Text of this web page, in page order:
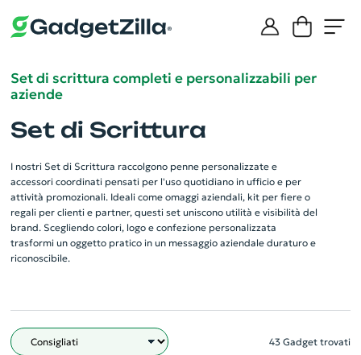
Set di scrittura completi e personalizzabili per
aziende
Set di Scrittura
I nostri Set di Scrittura raccolgono penne personalizzate e
accessori coordinati pensati per l'uso quotidiano in ufficio e per
attività promozionali. Ideali come omaggi aziendali, kit per fiere o
regali per clienti e partner, questi set uniscono utilità e visibilità del
brand. Scegliendo colori, logo e confezione personalizzata
trasformi un oggetto pratico in un messaggio aziendale duraturo e
riconoscibile.
Filtro 43 Gadget trovati